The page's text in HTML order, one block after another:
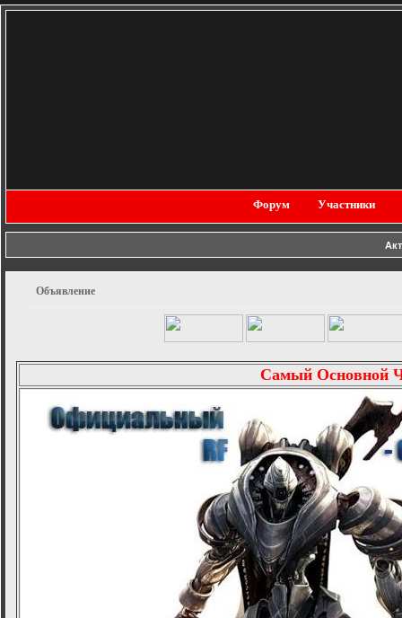
Форум Участники
Объявление
Самый Основной